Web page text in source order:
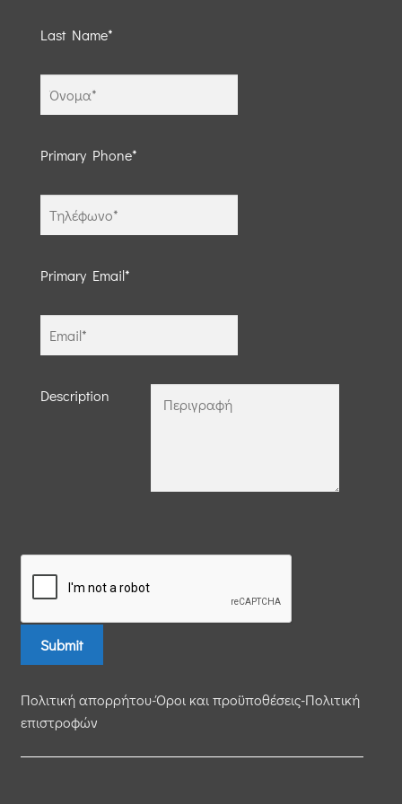
Last Name*
Primary Phone*
Primary Email*
Description
Πολιτική απορρήτου-Όροι και προϋποθέσεις-Πολιτική
επιστροφών